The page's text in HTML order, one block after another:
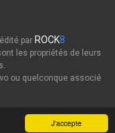
J'accepte
par ROCK8
les propriétés de leurs
ou quelconque associé